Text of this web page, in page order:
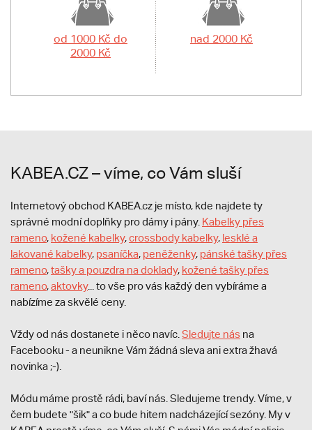
od 1000 Kč do
2000 Kč
nad 2000 Kč
KABEA.CZ – víme, co Vám sluší
Internetový obchod KABEA.cz je místo, kde najdete ty
správné modní doplňky pro dámy i pány. Kabelky přes
rameno, kožené kabelky,crossbody kabelky, lesklé a
lakované kabelky, psaníčka, peněženky, pánské tašky přes
rameno,tašky a pouzdra na doklady, kožené tašky přes
rameno,aktovky... to vše pro vás každý den vybíráme a
nabízíme za skvělé ceny.
Vždy od nás dostanete i něco navíc. Sledujte nás na
Facebooku - a neunikne Vám žádná sleva ani extra žhavá
novinka ;-).
Módu máme prostě rádi, baví nás. Sledujeme trendy. Víme, v
čem budete "šik" a co bude hitem nadcházející sezóny. My v